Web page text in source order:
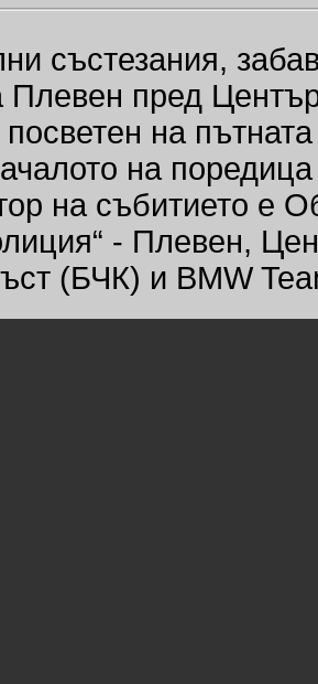
състезания,
Плевен пред
посветен на
на
на събитието е
- Плевен,
(БЧК) и BMW